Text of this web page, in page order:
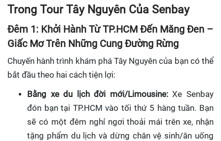
Trong Tour Tây Nguyên Của Senbay
Đêm 1: Khởi Hành Từ TP.HCM Đến Măng Đen –
Giấc Mơ Trên Những Cung Đường Rừng
Chuyến hành trình khám phá Tây Nguyên của bạn có thể
bắt đầu theo hai cách tiện lợi:
Bằng xe du lịch đời mới/Limousine:Xe Senbay
đón bạn tại TP.HCM vào tối thứ 5 hàng tuần. Bạn
sẽ có một đêm nghỉ ngơi thoải mái trên xe, nhận
tặng phẩm du lịch và dừng chân vệ sinh/ăn uống